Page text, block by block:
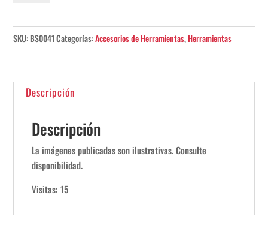
Bosch
cantidad
SKU:BS0041 Categorías:Accesorios de Herramientas,Herramientas
Descripción
Descripción
La imágenes publicadas son ilustrativas. Consulte
disponibilidad.
Visitas: 15